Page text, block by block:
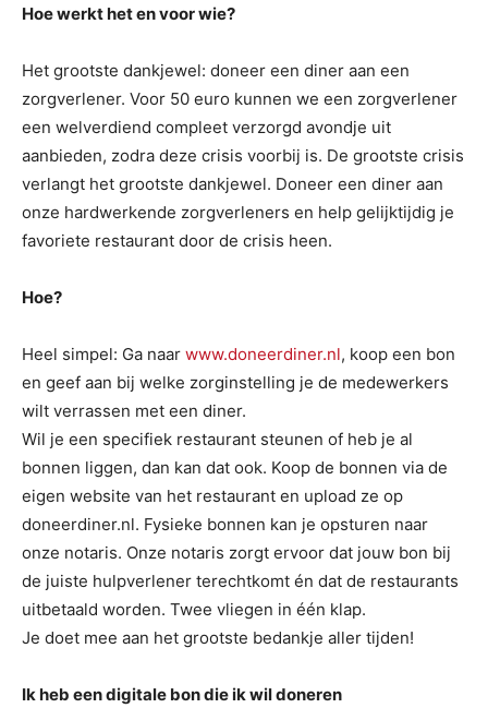
Hoe werkt het en voor wie?
Het grootste dankjewel: doneer een diner aan een
zorgverlener. Voor 50 euro kunnen we een zorgverlener
een welverdiend compleet verzorgd avondje uit
aanbieden, zodra deze crisis voorbij is. De grootste crisis
verlangt het grootste dankjewel. Doneer een diner aan
onze hardwerkende zorgverleners en help gelijktijdig je
favoriete restaurant door de crisis heen.
Hoe?
Heel simpel: Ga naar www.doneerdiner.nl, koop een bon
en geef aan bij welke zorginstelling je de medewerkers
wilt verrassen met een diner.
Wil je een specifiek restaurant steunen of heb je al
bonnen liggen, dan kan dat ook. Koop de bonnen via de
eigen website van het restaurant en upload ze op
doneerdiner.nl. Fysieke bonnen kan je opsturen naar
onze notaris. Onze notaris zorgt ervoor dat jouw bon bij
de juiste hulpverlener terechtkomt én dat de restaurants
uitbetaald worden. Twee vliegen in één klap.
Je doet mee aan het grootste bedankje aller tijden!
Ik heb een digitale bon die ik wil doneren